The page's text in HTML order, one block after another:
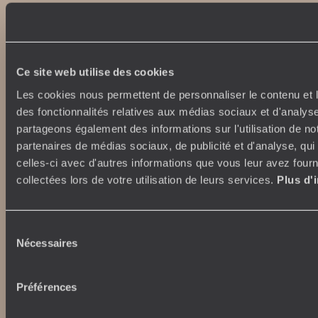
Ce site web utilise des cookies
Les cookies nous permettent de personnaliser le contenu et
des fonctionnalités relatives aux médias sociaux et
partageons également des informations sur l'utilisation de
partenaires de médias sociaux, de publicité et d'analyse,
celles-ci avec d'autres informations que vous leur avez
collectées lors de votre utilisation de leurs services. Plus
Nécessaires
Préférences
Abonnez-vous à notre newsletter
Lire notre politique de confidentialité
100% carbone absorbé